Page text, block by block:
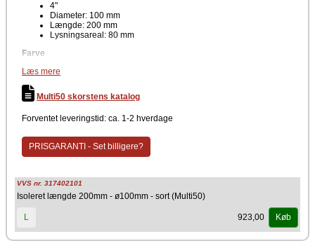
4"
Diameter: 100 mm
Længde: 200 mm
Lysningsareal: 80 mm
Farve
Sort
Det er muligt at sammebygge skorstenslængderne til enhver ønsket
totalhøjde. Skorstenen er lavet af rustfri stål og har en god CMS
Læs mere
Multi50 skorstens katalog
Forventet leveringstid: ca. 1-2 hverdage
PRISGARANTI - Set billigere?
VVS nr. 317402101
Isoleret længde 200mm - ø100mm - sort (Multi50)
L 923,00 Køb